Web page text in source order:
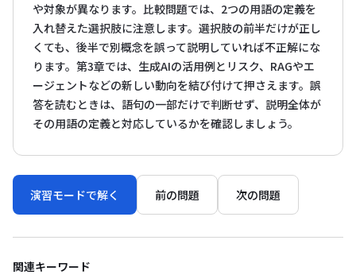
や対象が異なります。比較問題では、2つの用語の定義を
入れ替えた選択肢に注意します。選択肢の前半だけが正し
くても、後半で別概念を誤って説明していれば不正解にな
ります。第3章では、生成AIの活用例とリスク、RAGやエ
ージェントなどの新しい動向を結び付けて押さえます。誤
答を読むときは、語句の一部だけで判断せず、説明全体が
その用語の定義と対応しているかを確認しましょう。
演習モードで解く 前の問題 次の問題
関連キーワード